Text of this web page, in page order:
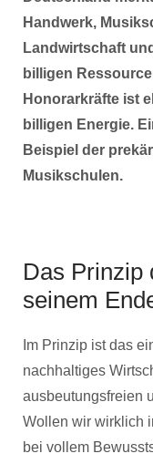
Handwerk,
Landwirtschaft
billigen
Honorarkräfte ist
billigen Energie.
Beispiel der
Musikschulen.
Das Prinzip
seinem
Im Prinzip ist das
nachhaltiges
ausbeutungsfreien
Wollen wir wirklich
bei vollem